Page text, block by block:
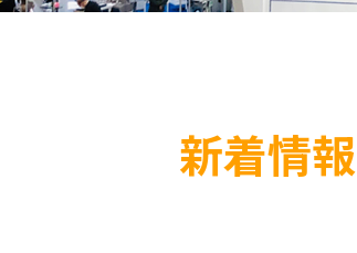
新着情報